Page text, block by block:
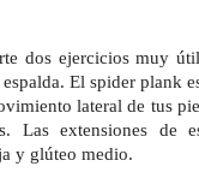
dos ejercicios muy
El spider plank
lateral de tus
Las extensiones de
y glúteo medio.